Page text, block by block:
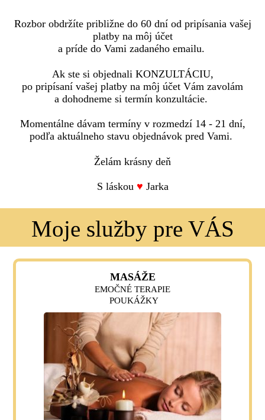
Rozbor obdržíte približne do 60 dní od pripísania vašej
platby na môj účet
a príde do Vami zadaného emailu.
Ak ste si objednali KONZULTÁCIU,
po pripísaní vašej platby na môj účet Vám zavolám
a dohodneme si termín konzultácie.
Momentálne dávam termíny v rozmedzí 14 - 21 dní,
podľa aktuálneho stavu objednávok pred Vami.
Želám krásny deň
S láskou ♥ Jarka
Moje služby pre VÁS
MASÁŽE
EMOČNÉ TERAPIE
POUKÁŽKY